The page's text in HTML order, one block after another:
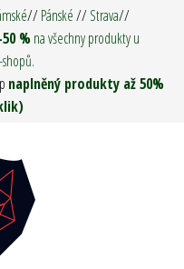
//Pánské//Strava//
% na všechny produkty u
naplněný produkty až 50%